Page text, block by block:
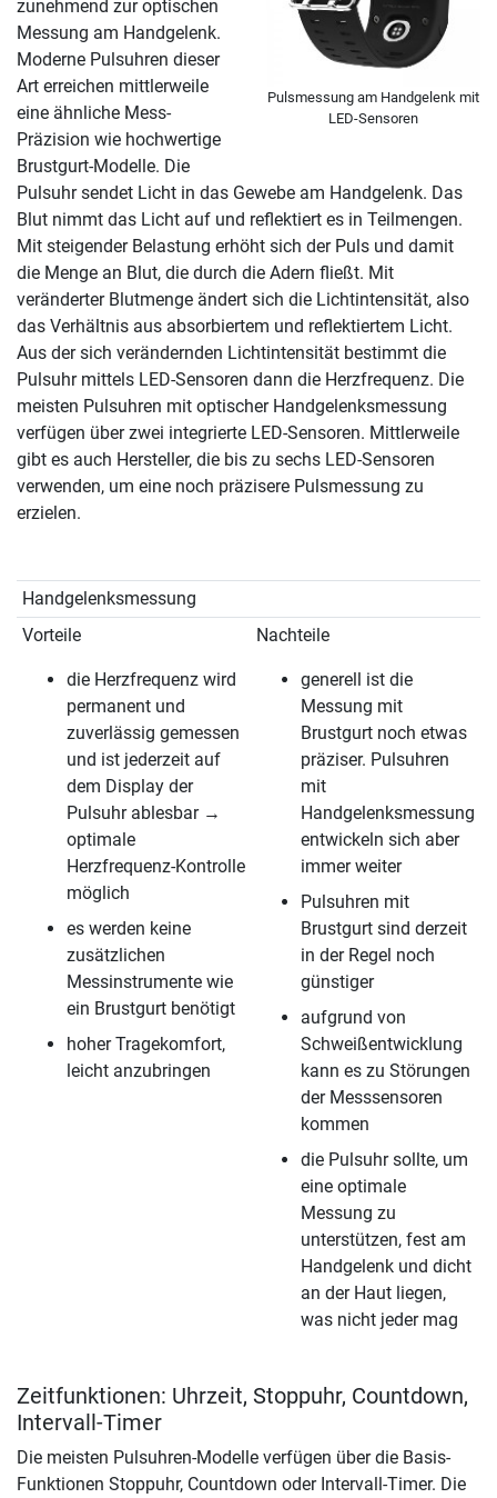
Pulsmessung am Handgelenk mit
LED-Sensoren
zunehmend zur optischen
Messung am Handgelenk.
Moderne Pulsuhren dieser
Art erreichen mittlerweile
eine ähnliche Mess-
Präzision wie hochwertige
Brustgurt-Modelle. Die
Pulsuhr sendet Licht in das Gewebe am Handgelenk. Das
Blut nimmt das Licht auf und reflektiert es in Teilmengen.
Mit steigender Belastung erhöht sich der Puls und damit
die Menge an Blut, die durch die Adern fließt. Mit
veränderter Blutmenge ändert sich die Lichtintensität, also
das Verhältnis aus absorbiertem und reflektiertem Licht.
Aus der sich verändernden Lichtintensität bestimmt die
Pulsuhr mittels LED-Sensoren dann die Herzfrequenz. Die
meisten Pulsuhren mit optischer Handgelenksmessung
verfügen über zwei integrierte LED-Sensoren. Mittlerweile
gibt es auch Hersteller, die bis zu sechs LED-Sensoren
verwenden, um eine noch präzisere Pulsmessung zu
erzielen.
Handgelenksmessung
Vorteile
die Herzfrequenz wird
permanent und
zuverlässig gemessen
und ist jederzeit auf
dem Display der
Pulsuhr ablesbar →
optimale
Herzfrequenz-Kontrolle
möglich
es werden keine
zusätzlichen
Messinstrumente wie
ein Brustgurt benötigt
hoher Tragekomfort,
leicht anzubringen
Nachteile
generell ist die
Messung mit
Brustgurt noch etwas
präziser. Pulsuhren
mit
Handgelenksmessung
entwickeln sich aber
immer weiter
Pulsuhren mit
Brustgurt sind derzeit
in der Regel noch
günstiger
aufgrund von
Schweißentwicklung
kann es zu Störungen
der Messsensoren
kommen
die Pulsuhr sollte, um
eine optimale
Messung zu
unterstützen, fest am
Handgelenk und dicht
an der Haut liegen,
was nicht jeder mag
Zeitfunktionen: Uhrzeit, Stoppuhr, Countdown,
Intervall-Timer
Die meisten Pulsuhren-Modelle verfügen über die Basis-
Funktionen Stoppuhr, Countdown oder Intervall-Timer. Die